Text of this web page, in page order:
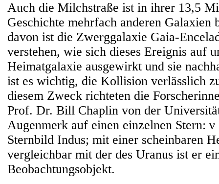
Auch die Milchstraße ist in ihrer 13,5
Geschichte mehrfach anderen Galaxien
davon ist die Zwerggalaxie Gaia-
verstehen, wie sich dieses Ereignis auf
Heimatgalaxie ausgewirkt und sie
ist es wichtig, die Kollision verlässlich
diesem Zweck richteten die
Prof. Dr. Bill Chaplin von der
Augenmerk auf einen einzelnen Stern:
Sternbild Indus; mit einer scheinbaren
vergleichbar mit der des Uranus ist er
Beobachtungsobjekt.